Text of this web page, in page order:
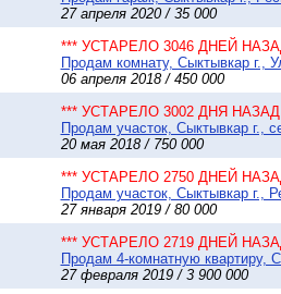
27 апреля 2020 / 35 000
*** УСТАРЕЛО 3046 ДНЕЙ
Продам комнату, Сыктывкар г.,
06 апреля 2018 / 450 000
*** УСТАРЕЛО 3002 ДНЯ НАЗАД
Продам участок, Сыктывкар г.,
20 мая 2018 / 750 000
*** УСТАРЕЛО 2750 ДНЕЙ
Продам участок, Сыктывкар г.,
27 января 2019 / 80 000
*** УСТАРЕЛО 2719 ДНЕЙ
Продам 4-комнатную квартиру,
27 февраля 2019 / 3 900 000